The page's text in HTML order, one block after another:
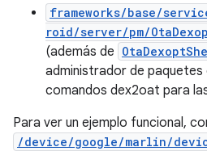
frameworks/base/
roid/server/pm/
(además de
administrador de paquetes
comandos dex2oat para
Para ver un ejemplo funcional,
/device/google/marlin/